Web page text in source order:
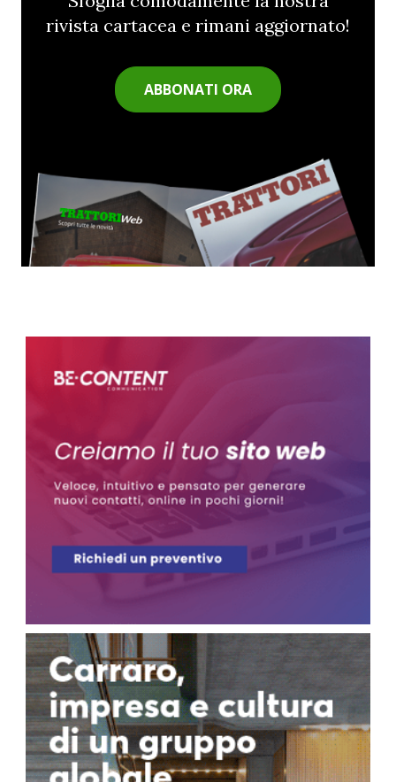
rivista cartacea e rimani aggiornato!
ABBONATI ORA